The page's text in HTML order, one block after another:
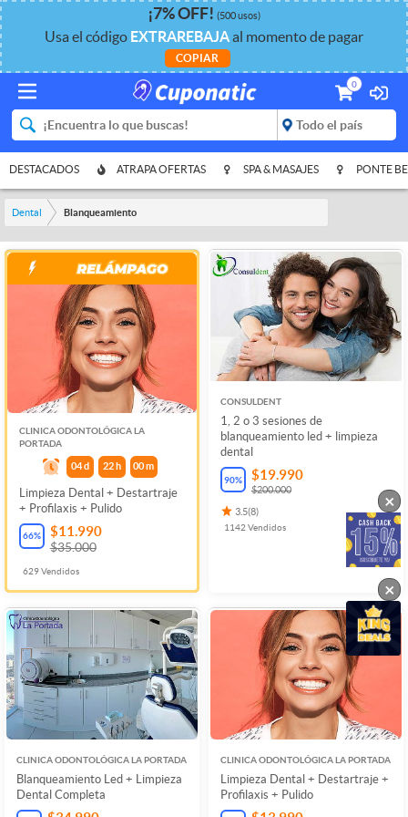
¡7%OFF! (500 usos)
Usa el código EXTRAREBAJAal momento de pagar
COPIAR
0
DESTACADOS ATRAPA OFERTAS SPA & MASAJES PONTE
Dental Blanqueamiento
CLINICA ODONTOLÓGICA LA
PORTADA
04 d 22 h 00m
Limpieza Dental + Destartraje
+ Profilaxis + Pulido
66% $11.990
$35.000
629Vendidos
CONSULDENT
1, 2 o 3 sesiones de
blanqueamiento led + limpieza
dental
90% $19.990
$200.000
3.5(8)
1142 Vendidos
CLINICA ODONTOLÓGICA LA PORTADA
Blanqueamiento Led + Limpieza
Dental Completa
CLINICA ODONTOLÓGICA LA PORTADA
Limpieza Dental + Destartraje +
Profilaxis + Pulido
×
×